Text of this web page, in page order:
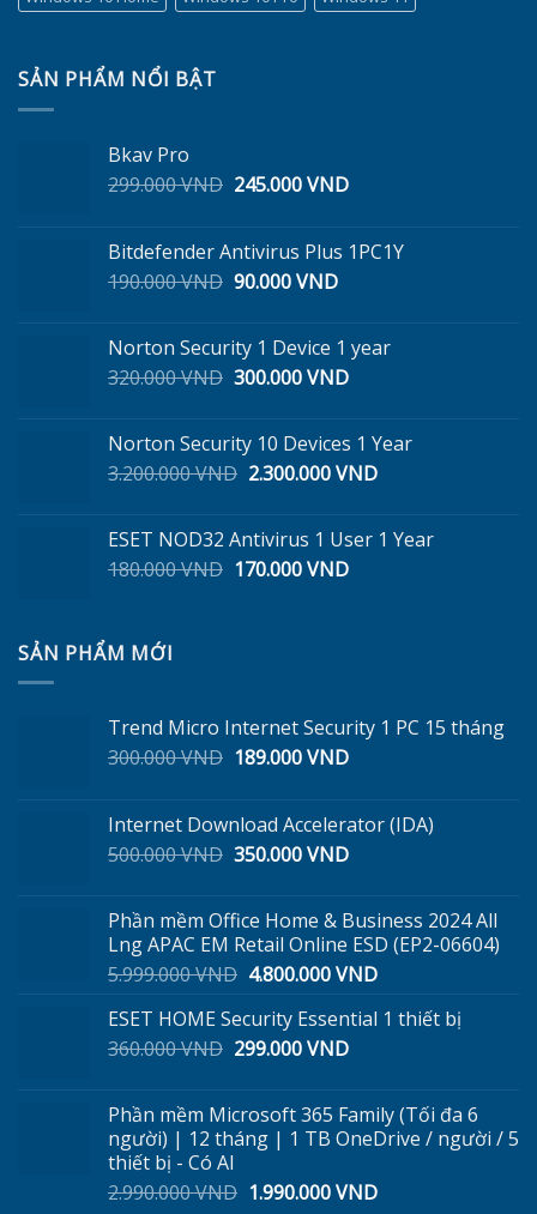
SẢN PHẨM NỔI BẬT
Bkav Pro
299.000VND Giá
299.000 VND.
245.000VNDGiá
là:
Bitdefender Antivirus Plus 1PC1Y
190.000VND Giá
190.000 VND.
90.000VNDGiá
là:
90.000 VND.
Norton Security 1 Device 1 year
320.000VND Giá
320.000 VND.
300.000VNDGiá
là:
300.000 VND.
Norton Security 10 Devices 1 Year
3.200.000VND Giá
3.200.000 VND.
2.300.000VNDGiá
là:
ESET NOD32 Antivirus 1 User 1 Year
180.000VND Giá
170.000VNDGiá
SẢN PHẨM MỚI
Trend Micro Internet Security 1 PC 15 tháng
300.000VND Giá
300.000 VND.
189.000VNDGiá
là:
189.000 VND.
Internet Download Accelerator (IDA)
500.000VND Giá
500.000 VND.
350.000VNDGiá
là:
350.000 VND.
Phần mềm Office Home & Business 2024 All
Lng APAC EM Retail Online ESD (EP2-06604)
5.999.000VND Giá
là:
5.999.000 VND.
4.800.000VNDGiá
tại
ESET HOME Security Essential 1 thiết bị
360.000VND Giá
360.000 VND.
299.000VNDGiá
là:
299.000 VND.
Phần mềm Microsoft 365 Family (Tối đa 6
người) | 12 tháng | 1 TB OneDrive / người / 5
thiết bị - Có AI
2.990.000VND Giá
1.990.000VNDGiá